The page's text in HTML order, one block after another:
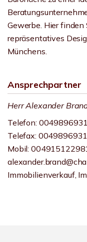
Gewerbe. Hier
repräsentatives
Münchens.
Ansprechpartner
Herr Alexander
Telefon:
Telefax:
Mobil:
Immobilienverkauf,